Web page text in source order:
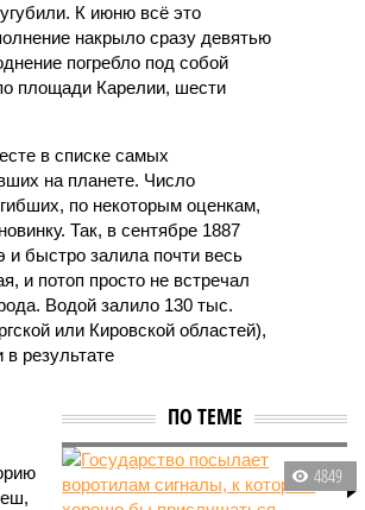
К июню всё это
накрыло сразу девятью
погребло под собой
площади Карелии, шести
в списке самых
на планете. Число
по некоторым оценкам,
Так, в сентябре 1887
и быстро залила почти весь
и потоп просто не встречал
Водой залило 130 тыс.
или Кировской областей),
результате
ПО ТЕМЕ
4849